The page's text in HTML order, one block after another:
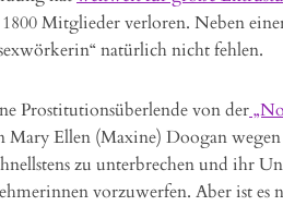
1800 Mitglieder verloren. Neben
natürlich nicht fehlen.
Prostitutionsüberlende von der
Ellen (Maxine) Doogan
zu unterbrechen und ihr
vorzuwerfen. Aber ist es